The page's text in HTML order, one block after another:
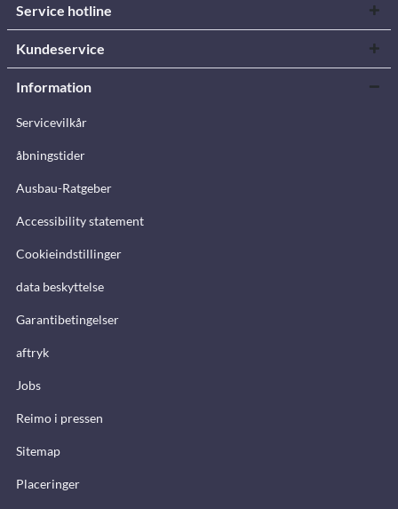
Service hotline
Kundeservice
Information
Servicevilkår
åbningstider
Ausbau-Ratgeber
Accessibility statement
Cookieindstillinger
data beskyttelse
Garantibetingelser
aftryk
Jobs
Reimo i pressen
Sitemap
Placeringer